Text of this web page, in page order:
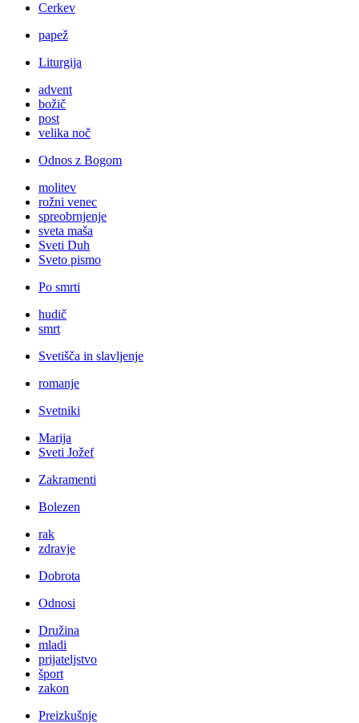
Cerkev
papež
Liturgija
advent
božič
post
velika noč
Odnos z Bogom
molitev
rožni venec
spreobrnjenje
sveta maša
Sveti Duh
Sveto pismo
Po smrti
hudič
smrt
Svetišča in slavljenje
romanje
Svetniki
Marija
Sveti Jožef
Zakramenti
Bolezen
rak
zdravje
Dobrota
Odnosi
Družina
mladi
prijateljstvo
šport
zakon
Preizkušnje